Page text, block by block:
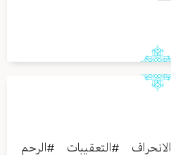
الانحراف #التعقيبات #الرحم